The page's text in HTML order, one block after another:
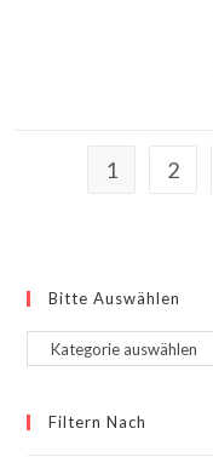
1 2
Bitte Auswählen
Filtern Nach